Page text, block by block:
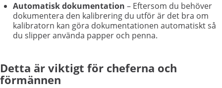
Automatisk dokumentation – Eftersom du behöver
dokumentera den kalibrering du utför är det bra om
kalibratorn kan göra dokumentationen automatiskt så
du slipper använda papper och penna.
Detta är viktigt för cheferna och
förmännen